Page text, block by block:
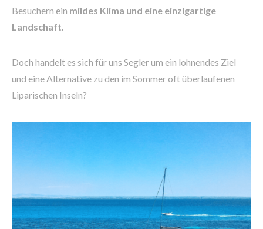
Besuchern ein mildes Klima und eine einzigartige
Landschaft.
Doch handelt es sich für uns Segler um ein lohnendes Ziel
und eine Alternative zu den im Sommer oft überlaufenen
Liparischen Inseln?